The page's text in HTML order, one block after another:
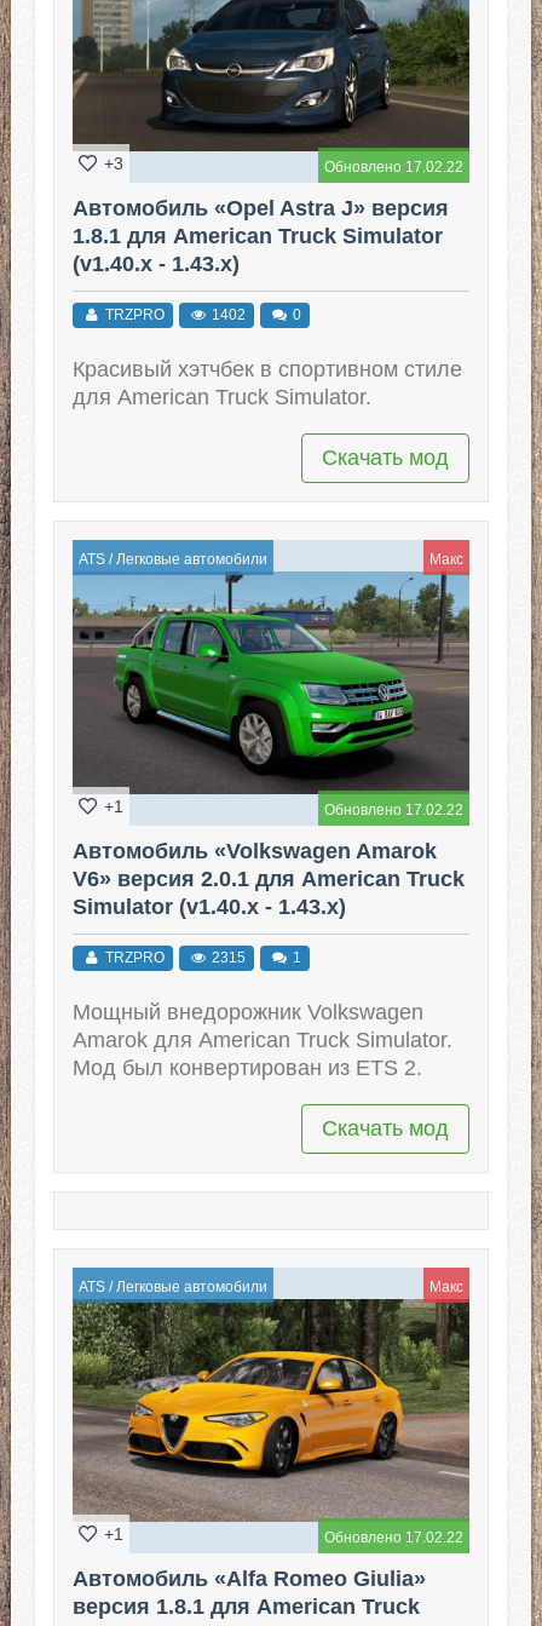
Обновлено 17.02.22
+3
Автомобиль «Opel Astra J» версия
1.8.1 для American Truck Simulator
(v1.40.x - 1.43.x)
TRZPRO 1402 0
Красивый хэтчбек в спортивном стиле
для American Truck Simulator.
Скачать мод
ATS/ Легковые автомобили Макс
Обновлено 17.02.22
+1
Автомобиль «Volkswagen Amarok
V6» версия 2.0.1 для American Truck
Simulator (v1.40.x - 1.43.x)
TRZPRO 2315 1
Мощный внедорожник Volkswagen
Amarok для American Truck Simulator.
Мод был конвертирован из ETS 2.
Скачать мод
ATS/ Легковые автомобили Макс
Обновлено 17.02.22
+1
Автомобиль «Alfa Romeo Giulia»
версия 1.8.1 для American Truck